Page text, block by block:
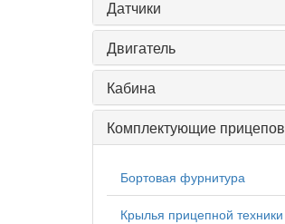
Датчики
Двигатель
Кабина
Комплектующие прицепов
Бортовая фурнитура
Крылья прицепной техники